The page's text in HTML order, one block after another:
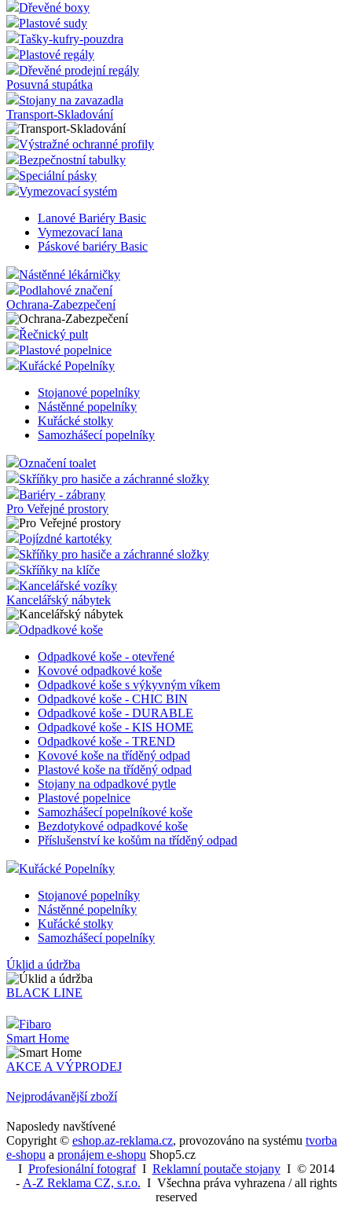
Dřevěné boxy
Plastové sudy
Tašky-kufry-pouzdra
Plastové regály
Dřevěné prodejní regály
Posuvná stupátka
Stojany na zavazadla
Transport-Skladování
Výstražné ochranné profily
Bezpečnostní tabulky
Speciální pásky
Vymezovací systém
Lanové Bariéry Basic
Vymezovací lana
Páskové bariéry Basic
Nástěnné lékárničky
Podlahové značení
Ochrana-Zabezpečení
Řečnický pult
Plastové popelnice
Kuřácké Popelníky
Stojanové popelníky
Nástěnné popelníky
Kuřácké stolky
Samozhášecí popelníky
Označení toalet
Skříňky pro hasiče a záchranné složky
Bariéry - zábrany
Pro Veřejné prostory
Pojízdné kartotéky
Skříňky pro hasiče a záchranné složky
Skříňky na klíče
Kancelářské vozíky
Kancelářský nábytek
Odpadkové koše
Odpadkové koše - otevřené
Kovové odpadkové koše
Odpadkové koše s výkyvným víkem
Odpadkové koše - CHIC BIN
Odpadkové koše - DURABLE
Odpadkové koše - KIS HOME
Odpadkové koše - TREND
Kovové koše na tříděný odpad
Plastové koše na tříděný odpad
Stojany na odpadkové pytle
Plastové popelnice
Samozhášecí popelníkové koše
Bezdotykové odpadkové koše
Příslušenství ke košům na tříděný odpad
Kuřácké Popelníky
Stojanové popelníky
Nástěnné popelníky
Kuřácké stolky
Samozhášecí popelníky
Úklid a údržba
BLACK LINE
Fibaro
Smart Home
AKCE A VÝPRODEJ
Nejprodávanější zboží
Naposledy navštívené
Copyright © eshop.az-reklama.cz, provozováno na systému tvorba
e-shopu a pronájem e-shopu Shop5.cz
I Profesionální fotografI Reklamní poutače stojanyI © 2014
- A-Z Reklama CZ, s.r.o. I Všechna práva vyhrazena / all rights
reserved